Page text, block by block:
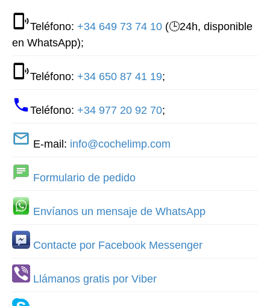
Teléfono: +34 649 73 74 10 (🕒24h, disponible
en WhatsApp);
Teléfono: +34 650 87 41 19;
Teléfono: +34 977 20 92 70;
E-mail: info@cochelimp.com
Formulario de pedido
Envíanos un mensaje de WhatsApp
Contacte por Facebook Messenger
Llámanos gratis por Viber